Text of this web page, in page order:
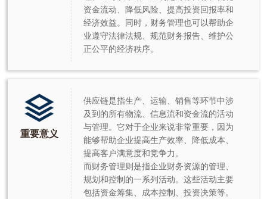
资金流动、降低风险、提高投资回报率和
经济效益。同时，财务管理也可以帮助企
业遵守法律法规、规范财务报告、维护公
正公平的经济秩序。
重要意义
供应链是指生产、运输、销售等环节中涉
及到的所有物流、信息流和资金流的活动
与管理。它对于企业来说非常重要，因为
能够帮助企业提高生产效率、降低成本、
提高客户满意度和竞争力。
而财务管理则是指企业财务资源的管理、
规划和控制的一系列活动。这些活动主要
包括资金筹集、成本控制、投资决策等。